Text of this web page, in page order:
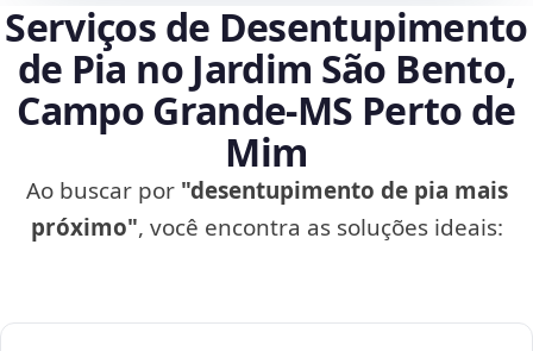
Serviços de Desentupimento
de Pia no Jardim São Bento,
Campo Grande‑MS Perto de
Mim
Ao buscar por "desentupimento de pia mais
próximo", você encontra as soluções ideais: